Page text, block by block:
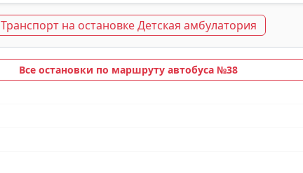
Транспорт на остановке Детская амбулатория
Все остановки по маршруту автобуса №38